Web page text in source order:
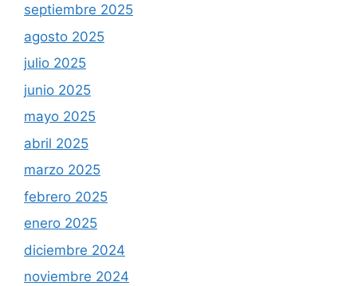
septiembre 2025
agosto 2025
julio 2025
junio 2025
mayo 2025
abril 2025
marzo 2025
febrero 2025
enero 2025
diciembre 2024
noviembre 2024